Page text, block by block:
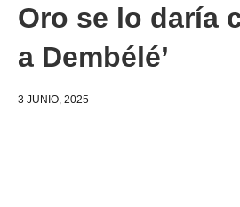
Oro se lo daría
a Dembélé’
3 JUNIO, 2025